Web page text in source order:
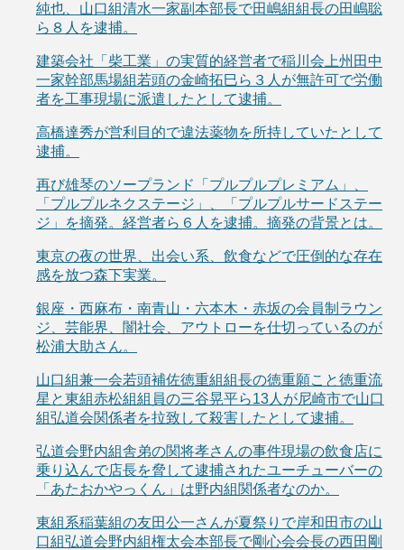
純也、山口組清水一家副本部長で田嶋組組長の田嶋聡
ら８人を逮捕。
建築会社「柴工業」の実質的経営者で稲川会上州田中
一家幹部馬場組若頭の金崎拓巳ら３人が無許可で労働
者を工事現場に派遣したとして逮捕。
高橋達秀が営利目的で違法薬物を所持していたとして
逮捕。
再び雄琴のソープランド「プルプルプレミアム」、
「プルプルネクステージ」、「プルプルサードステー
ジ」を摘発。経営者ら６人を逮捕。摘発の背景とは。
東京の夜の世界、出会い系、飲食などで圧倒的な存在
感を放つ森下実業。
銀座・西麻布・南青山・六本木・赤坂の会員制ラウン
ジ、芸能界、闇社会、アウトローを仕切っているのが
松浦大助さん。
山口組兼一会若頭補佐徳重組組長の徳重願こと徳重流
星と東組赤松組組員の三谷晃平ら13人が尼崎市で山口
組弘道会関係者を拉致して殺害したとして逮捕。
弘道会野内組舎弟の関将孝さんの事件現場の飲食店に
乗り込んで店長を脅して逮捕されたユーチューバーの
「あたおかやっくん」は野内組関係者なのか。
東組系稲葉組の友田公一さんが夏祭りで岸和田市の山
口組弘道会野内組権太会本部長で剛心会会長の西田剛